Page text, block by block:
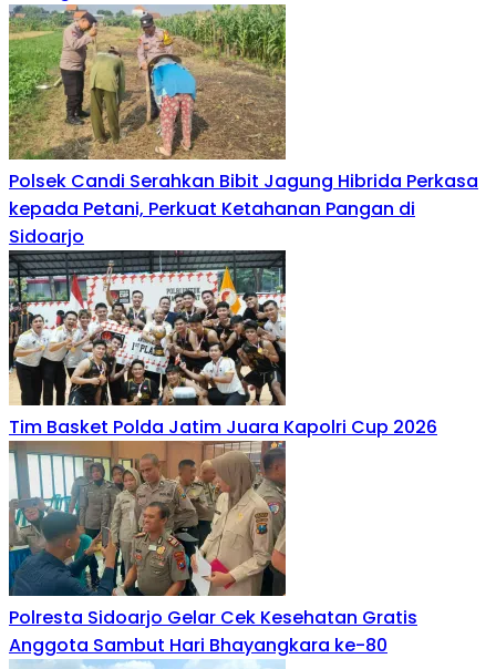
Polsek Candi Serahkan Bibit Jagung Hibrida Perkasa
kepada Petani, Perkuat Ketahanan Pangan di
Sidoarjo
Tim Basket Polda Jatim Juara Kapolri Cup 2026
Polresta Sidoarjo Gelar Cek Kesehatan Gratis
Anggota Sambut Hari Bhayangkara ke-80